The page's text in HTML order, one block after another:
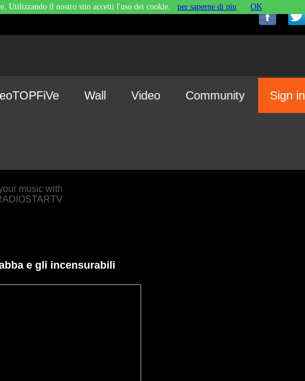
Wall Video Community Sign in
music with
e gli incensurabili
Utilizzando il nostro sito accetti l'uso dei cookie. per saperne di piu OK